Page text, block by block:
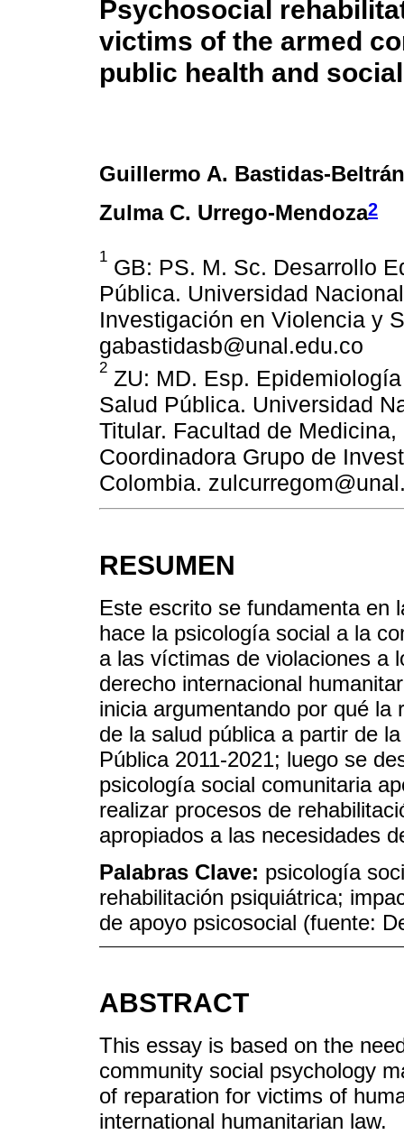
Psychosocial
victims of the armed
public health and
Guillermo A. Bastidas-Beltrán
Zulma C. Urrego-Mendoza2
1 GB: PS. M. Sc. Desarrollo
Pública. Universidad
Investigación en Violencia y
gabastidasb@unal.edu.co
2 ZU: MD. Esp.
Salud Pública. Universidad
Titular. Facultad de
Coordinadora Grupo de
Colombia.
RESUMEN
Este escrito se fundamenta en
hace la psicología social a la
a las víctimas de violaciones a
derecho internacional
inicia argumentando por qué la
de la salud pública a partir de
Pública 2011-2021; luego se
psicología social comunitaria
realizar procesos de
apropiados a las necesidades
Palabras Clave: psicología
rehabilitación psiquiátrica;
de apoyo psicosocial (fuente:
ABSTRACT
This essay is based on the
community social psychology
of reparation for victims of
international humanitarian law.